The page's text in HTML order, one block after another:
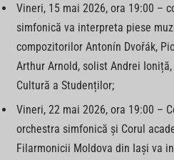
Vineri, 15 mai 2026, ora 19:00 –
simfonică va interpreta piese
compozitorilor Antonín Dvořák,
Arthur Arnold, solist Andrei
Cultură a Studenților;
Vineri, 22 mai 2026, ora 19:00 –
orchestra simfonică și Corul
Filarmonicii Moldova din Iași va